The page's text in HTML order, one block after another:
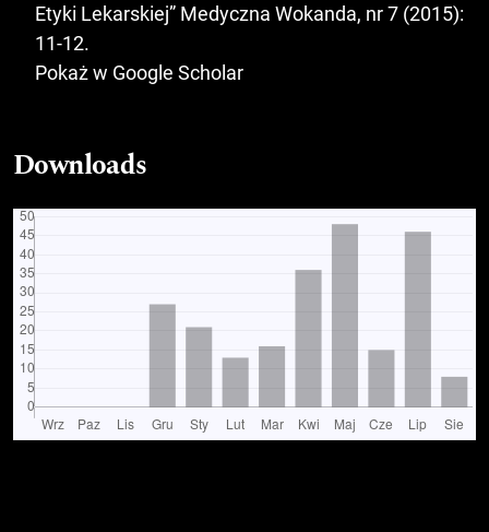
Etyki Lekarskiej” Medyczna Wokanda, nr 7 (2015):
11-12.
Pokaż w Google Scholar
Downloads